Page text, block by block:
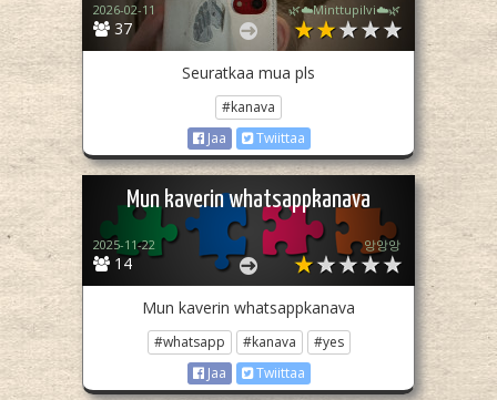
37
2026-02-11 🌿☁️Minttupilvi☁️🌿
Seuratkaa mua pls
#kanava
Jaa
Twiittaa
Mun kaverin whatsappkanava
14
2025-11-22 앙앙앙
Mun kaverin whatsappkanava
#whatsapp #kanava
#yes
Jaa
Twiittaa